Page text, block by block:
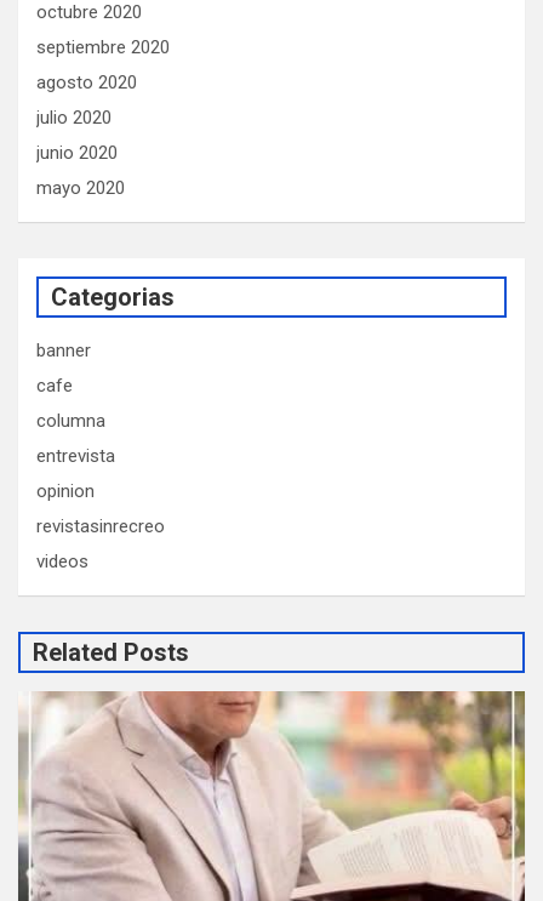
octubre 2020
septiembre 2020
agosto 2020
julio 2020
junio 2020
mayo 2020
Categorias
banner
cafe
columna
entrevista
opinion
revistasinrecreo
videos
Related Posts